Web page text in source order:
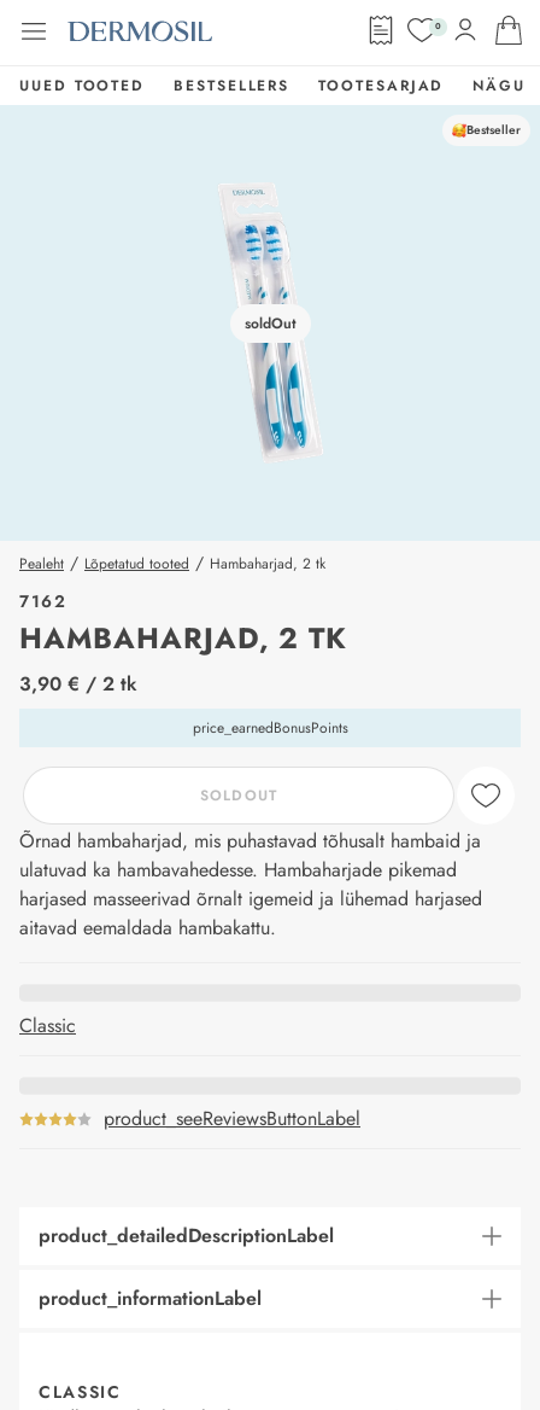
0
UUED TOOTED BESTSELLERS TOOTESARJAD NÄGU
soldOut
Bestseller
Pealeht / Lõpetatud tooted / Hambaharjad, 2 tk
7162
HAMBAHARJAD, 2 TK
price_label
3,90 € / 2 tk
price_earnedBonusPoints
SOLDOUT
Õrnad hambaharjad, mis puhastavad tõhusalt hambaid ja
ulatuvad ka hambavahedesse. Hambaharjade pikemad
harjased masseerivad õrnalt igemeid ja lühemad harjased
aitavad eemaldada hambakattu.
Classic
product_seeReviewsButtonLabel
product_detailedDescriptionLabel
product_informationLabel
CLASSIC